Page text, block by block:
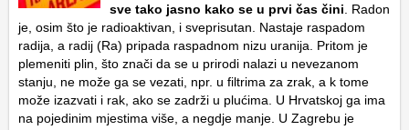
sve tako jasno kako se u prvi čas čini . Radon
je, osim što je radioaktivan, i sveprisutan. Nastaje raspadom
radija, a radij (Ra) pripada raspadnom nizu uranija. Pritom je
plemeniti plin, što znači da se u prirodi nalazi u nevezanom
stanju, ne može ga se vezati, npr. u filtrima za zrak, a k tome
može izazvati i rak, ako se zadrži u plućima. U Hrvatskoj ga ima
na pojedinim mjestima više, a negdje manje. U Zagrebu je